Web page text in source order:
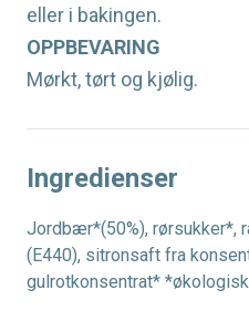
eller i bakingen.
OPPBEVARING
Mørkt, tørt og kjølig.
Ingredienser
Jordbær*(50%), rørsukker*,
(E440), sitronsaft fra
gulrotkonsentrat* *økologisk